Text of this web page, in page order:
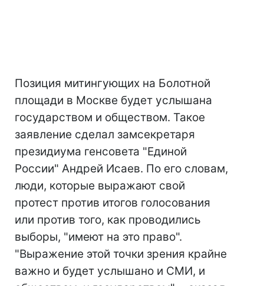
Позиция митингующих на Болотной
площади в Москве будет услышана
государством и обществом. Такое
заявление сделал замсекретаря
президиума генсовета "Единой
России" Андрей Исаев. По его словам,
люди, которые выражают свой
протест против итогов голосования
или против того, как проводились
выборы, "имеют на это право".
"Выражение этой точки зрения крайне
важно и будет услышано и СМИ, и